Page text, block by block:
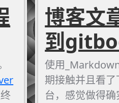
博客文
到
使用
期接触并且看
台，感觉做得确